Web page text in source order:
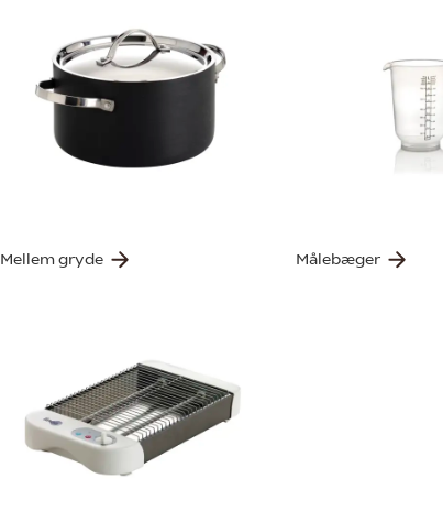
Mellem gryde Målebæger